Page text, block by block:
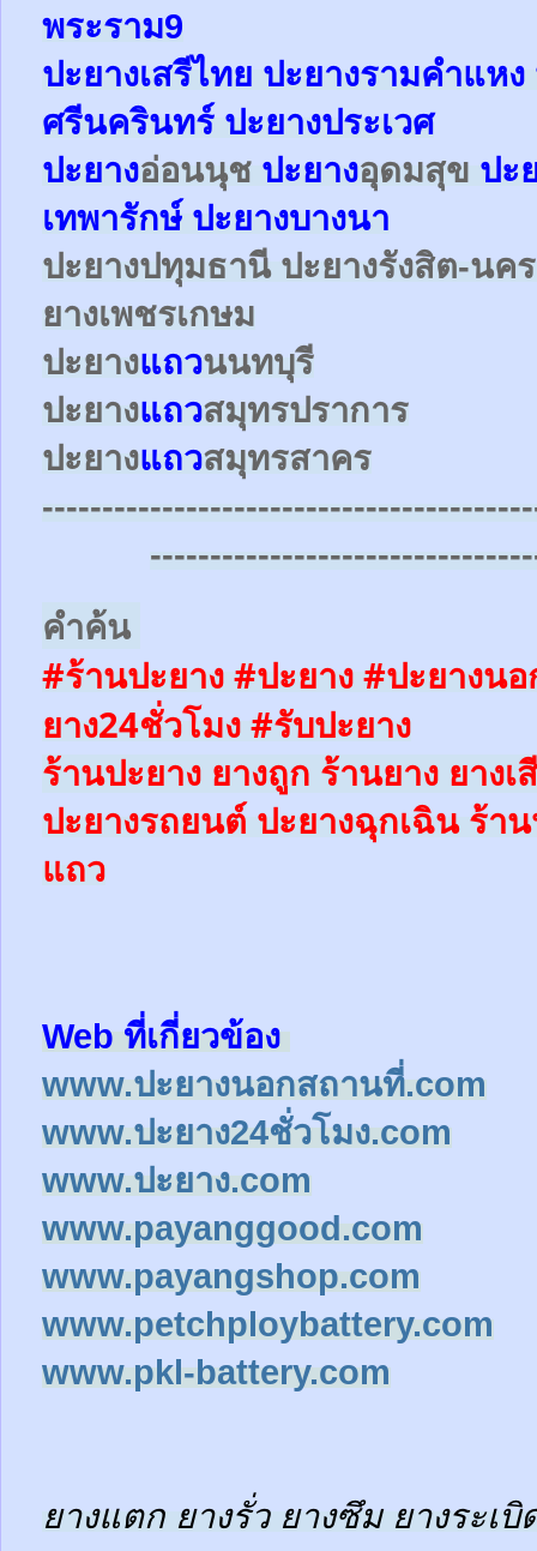
พระราม9
ปะยางเสรีไทย ปะยางรามคำแห
ศรีนครินทร์ ปะยางประเวศ
ปะยางอ่อนนุช ปะยางอุดมสุข ปะ
เทพารักษ์ ปะยางบางนา
ปะยางปทุมธานี ปะยางรังสิต-นค
ยางเพชรเกษม
ปะยางแถวนนทบุรี
ปะยางแถวสมุทรปราการ
ปะยางแถวสมุทรสาคร
คำค้น
#ร้านปะยาง #ปะยาง #ปะยางน
ยาง24ชั่วโมง #รับปะยาง
ร้านปะยาง ยางถูก ร้านยาง ยางเ
ปะยางรถยนต์ ปะยางฉุกเฉิน ร้า
แถว
Web ที่เกี่ยวข้อง
www.ปะยางนอกสถานที่.com
www.ปะยาง24ชั่วโมง.com
www.ปะยาง.com
www.payanggood.com
www.payangshop.com
www.petchploybattery.com
www.pkl-battery.com
ยางแตก ยางรั่ว ยางซึม ยางระเบิ